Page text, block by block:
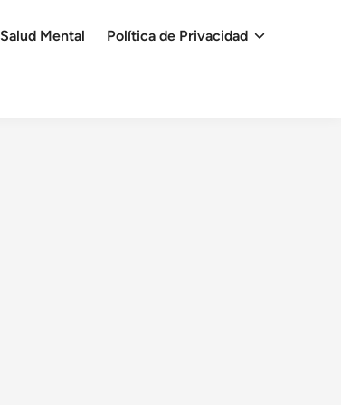
Salud Mental Política de Privacidad